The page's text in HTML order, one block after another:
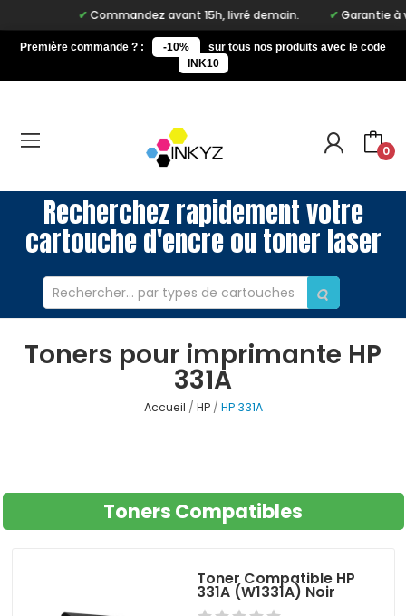
Commandez avant 15h, livré demain. Garantie à
Première commande ? : -10%
sur tous nos produits avec le code
INK10
0
Recherchez rapidement votre
cartouche d'encre ou toner laser
Toners pour imprimante HP
331A
Accueil HP HP 331A
Toners Compatibles
Toner Compatible HP
331A (W1331A) Noir